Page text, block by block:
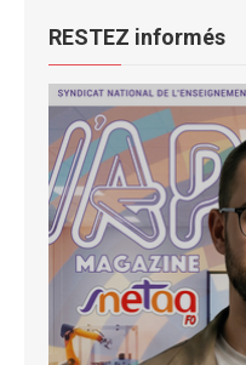
RESTEZ informés